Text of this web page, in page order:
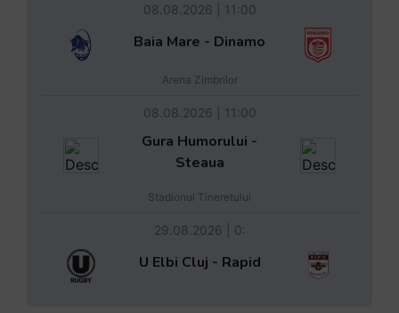
08.08.2026 | 11:00
Baia Mare - Dinamo
Arena Zimbrilor
08.08.2026 | 11:00
Gura Humorului -
Steaua
Stadionul Tineretului
29.08.2026 | 0:
U Elbi Cluj - Rapid